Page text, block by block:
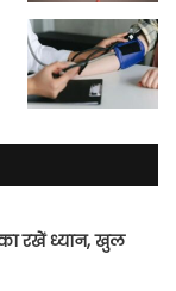
रखें ध्यान, खुल